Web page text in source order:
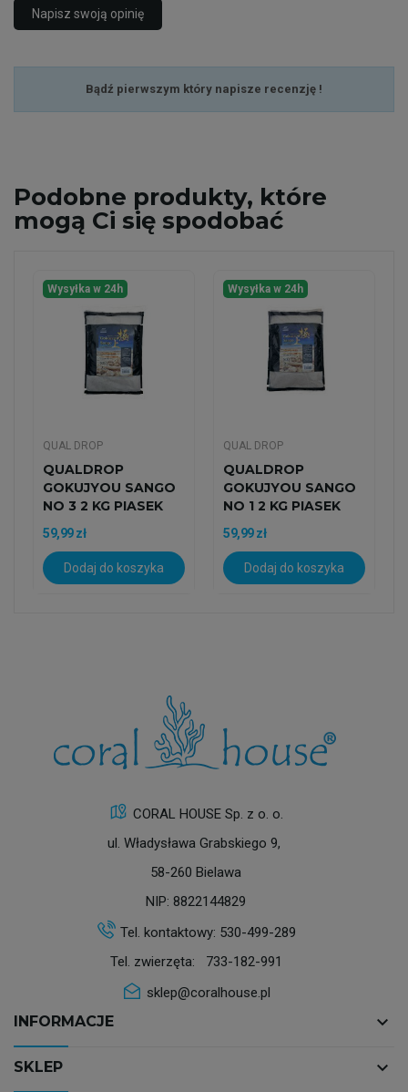
Napisz swoją opinię
Bądź pierwszym który napisze recenzję !
Podobne produkty, które
mogą Ci się spodobać
Wysyłka w 24h
QUAL DROP
QUALDROP
GOKUJYOU SANGO
NO 3 2 KG PIASEK
KORALOWY
59,99 zł
Dodaj do koszyka
Wysyłka w 24h
QUAL DROP
QUALDROP
GOKUJYOU SANGO
NO 1 2 KG PIASEK
KORALOWY
59,99 zł
Dodaj do koszyka
CORAL HOUSE Sp. z o. o.
ul. Władysława Grabskiego 9,
58-260 Bielawa
NIP: 8822144829
Tel. kontaktowy: 530-499-289
Tel. zwierzęta: 733-182-991
sklep@coralhouse.pl
INFORMACJE keyboard_arrow_down
SKLEP keyboard_arrow_down